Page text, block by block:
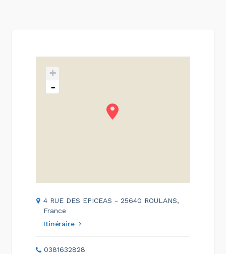
+
-
4 RUE DES EPICEAS - 25640 ROULANS,
France
Itinéraire
0381632828